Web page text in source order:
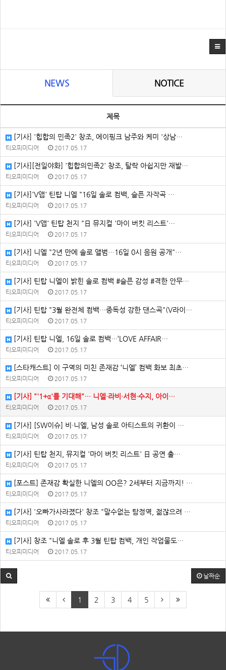
NEWS NOTICE
제목
[기사] '힙합의 민족2' 창조, 에이핑크 남주와 케미 '상남…
티오피미디어 2017.05.17
[기사][전일야화] '힙합의민족2' 창조, 탈락 아쉽지만 재발…
티오피미디어 2017.05.17
[기사]'V앱' 틴탑 니엘 "16일 솔로 컴백, 슬픈 자작곡 …
티오피미디어 2017.05.17
[기사] 'V앱' 틴탑 천지 "日 뮤지컬 '마이 버킷 리스트'…
티오피미디어 2017.05.17
[기사] 니엘 "2년 만에 솔로 앨범…16일 0시 음원 공개"…
티오피미디어 2017.05.17
[기사] 틴탑 니엘이 밝힌 솔로 컴백 #슬픈 감성 #격한 안무…
티오피미디어 2017.05.17
[기사] 틴탑 "3월 완전체 컴백…중독성 강한 댄스곡"(V라이…
티오피미디어 2017.05.17
[기사] 틴탑 니엘, 16일 솔로 컴백…‘LOVE AFFAIR…
티오피미디어 2017.05.17
[스타캐스트] 이 구역의 미친 존재감 ‘니엘’ 컴백 화보 최초…
티오피미디어 2017.05.17
[기사] "'1+α'를 기대해"… 니엘·라비·서현·수지, 아이…
티오피미디어 2017.05.17
[기사] [SW이슈] 비·니엘, 남성 솔로 아티스트의 귀환이 …
티오피미디어 2017.05.17
[기사] 틴탑 천지, 뮤지컬 '마이 버킷 리스트' 日 공연 출…
티오피미디어 2017.05.17
[포스트] 존재감 확실한 니엘의 OO은? 2세부터 지금까지! …
티오피미디어 2017.05.17
[기사] '오빠가사라졌다' 창조 "말수없는 탐정역, 젊잖으려 …
티오피미디어 2017.05.17
[기사] 창조 "니엘 솔로 후 3월 틴탑 컴백, 개인 작업물도…
티오피미디어 2017.05.17
날짜순
1 2 3 4 5